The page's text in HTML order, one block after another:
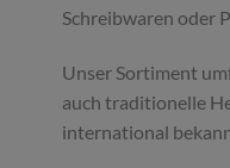
Schreibwaren oder
Unser Sortiment
auch traditionelle
international